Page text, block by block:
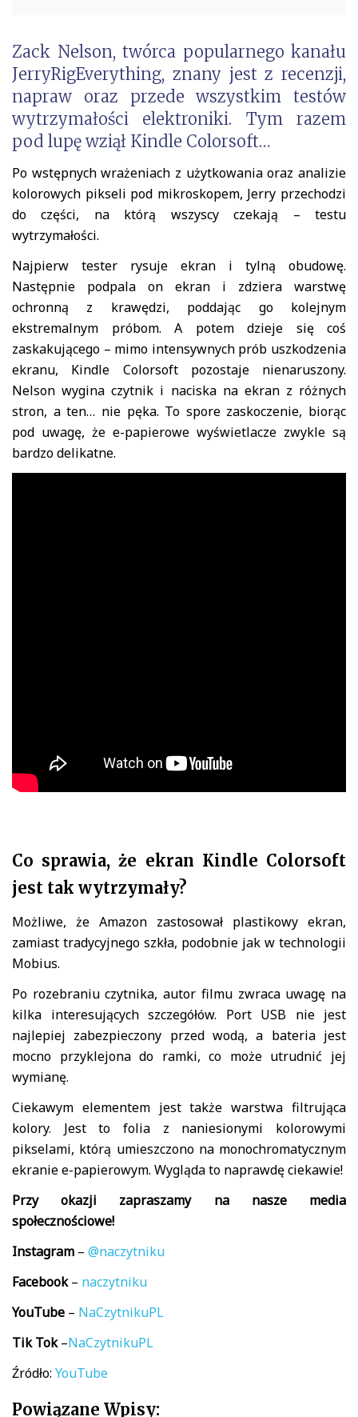
Zack Nelson, twórca popularnego kanału
JerryRigEverything, znany jest z recenzji,
napraw oraz przede wszystkim testów
wytrzymałości elektroniki. Tym razem
pod lupę wziął Kindle Colorsoft…
Po wstępnych wrażeniach z użytkowania oraz analizie
kolorowych pikseli pod mikroskopem, Jerry przechodzi
do części, na którą wszyscy czekają – testu
wytrzymałości.
Najpierw tester rysuje ekran i tylną obudowę.
Następnie podpala on ekran i zdziera warstwę
ochronną z krawędzi, poddając go kolejnym
ekstremalnym próbom. A potem dzieje się coś
zaskakującego – mimo intensywnych prób uszkodzenia
ekranu, Kindle Colorsoft pozostaje nienaruszony.
Nelson wygina czytnik i naciska na ekran z różnych
stron, a ten… nie pęka. To spore zaskoczenie, biorąc
pod uwagę, że e-papierowe wyświetlacze zwykle są
bardzo delikatne.
Co sprawia, że ekran Kindle Colorsoft
jest tak wytrzymały?
Możliwe, że Amazon zastosował plastikowy ekran,
zamiast tradycyjnego szkła, podobnie jak w technologii
Mobius.
Po rozebraniu czytnika, autor filmu zwraca uwagę na
kilka interesujących szczegółów. Port USB nie jest
najlepiej zabezpieczony przed wodą, a bateria jest
mocno przyklejona do ramki, co może utrudnić jej
wymianę.
Ciekawym elementem jest także warstwa filtrująca
kolory. Jest to folia z naniesionymi kolorowymi
pikselami, którą umieszczono na monochromatycznym
ekranie e-papierowym. Wygląda to naprawdę ciekawie!
Przy okazji zapraszamy na nasze media
społecznościowe!
Instagram – @naczytniku
Facebook– naczytniku
YouTube – NaCzytnikuPL
Tik Tok–NaCzytnikuPL
Źródło: YouTube
Powiązane Wpisy: